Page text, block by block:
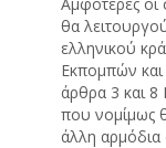
θα
ελληνικού
Εκπομπών
άρθρα 3 και
που νομίμως
άλλη αρμόδια